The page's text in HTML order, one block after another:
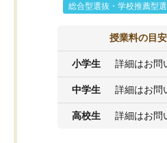
総合型選抜・学校推薦型
授業料の目安
小学生 詳細はお問
中学生 詳細はお問
高校生 詳細はお問